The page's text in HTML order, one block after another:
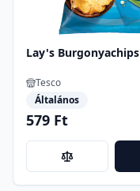
Lay's Burgonyachips
Tesco
Általános
579 Ft